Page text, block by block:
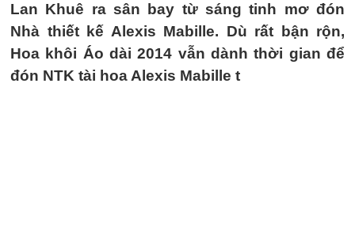
Lan Khuê ra sân bay từ sáng tinh mơ đón
Nhà thiết kế Alexis Mabille. Dù rất bận rộn,
Hoa khôi Áo dài 2014 vẫn dành thời gian để
đón NTK tài hoa Alexis Mabille t